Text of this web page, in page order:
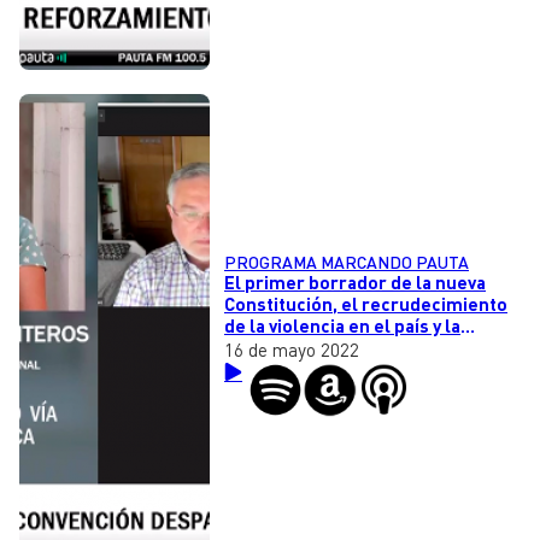
PROGRAMA MARCANDO PAUTA
El primer borrador de la nueva
Constitución, el recrudecimiento
de la violencia en el país y la
valoración del rol docente
16 de mayo 2022